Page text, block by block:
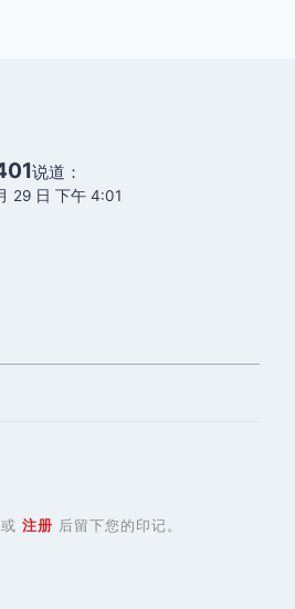
说道：
29 日 下午 4:01
或 注册 后留下您的印记。